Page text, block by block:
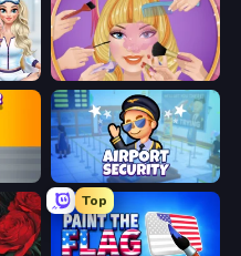
BFFs Luxury Loungewear Extreme Makeover
Airport Security
Top